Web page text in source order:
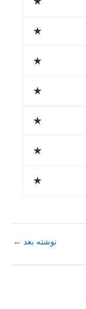
★
★
★
★
★
★
نوشته بعد ←